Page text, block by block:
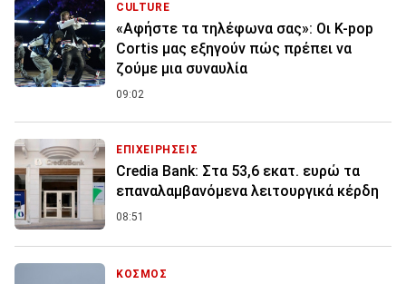
CULTURE
«Αφήστε τα τηλέφωνα σας»: Οι K-pop
Cortis μας εξηγούν πώς πρέπει να
ζούμε μια συναυλία
09:02
ΕΠΙΧΕΙΡΗΣΕΙΣ
Credia Bank: Στα 53,6 εκατ. ευρώ τα
επαναλαμβανόμενα λειτουργικά κέρδη
08:51
ΚΟΣΜΟΣ